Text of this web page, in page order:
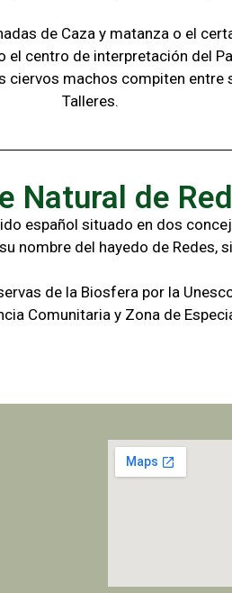
de Caza y matanza o el
el centro de interpretación del
machos compiten
Talleres.
Natural de
español situado en dos
nombre del hayedo de Redes,
de la Biosfera por la
Comunitaria y Zona de